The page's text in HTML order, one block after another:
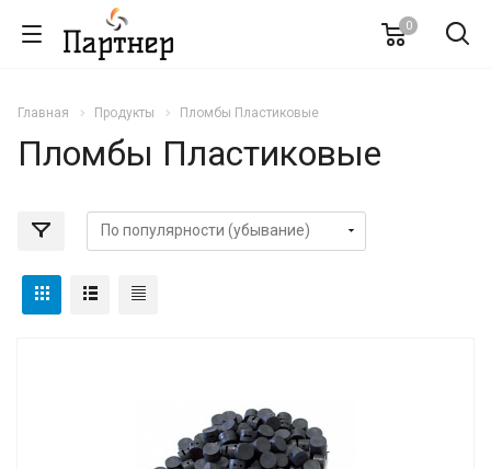
0
Главная Продукты Пломбы Пластиковые
Пломбы Пластиковые